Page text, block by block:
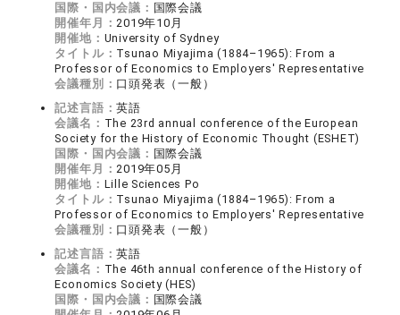
国際・国内会議： 国際会議
開催年月：2019年10月
開催地： University of Sydney
タイトル： Tsunao Miyajima (1884–1965): From a
Professor of Economics to Employers' Representative
会議種別： 口頭発表（一般）
記述言語：英語
会議名： The 23rd annual conference of the European
Society for the History of Economic Thought (ESHET)
国際・国内会議： 国際会議
開催年月：2019年05月
開催地： Lille Sciences Po
タイトル： Tsunao Miyajima (1884–1965): From a
Professor of Economics to Employers' Representative
会議種別： 口頭発表（一般）
記述言語：英語
会議名： The 46th annual conference of the History of
Economics Society (HES)
国際・国内会議： 国際会議